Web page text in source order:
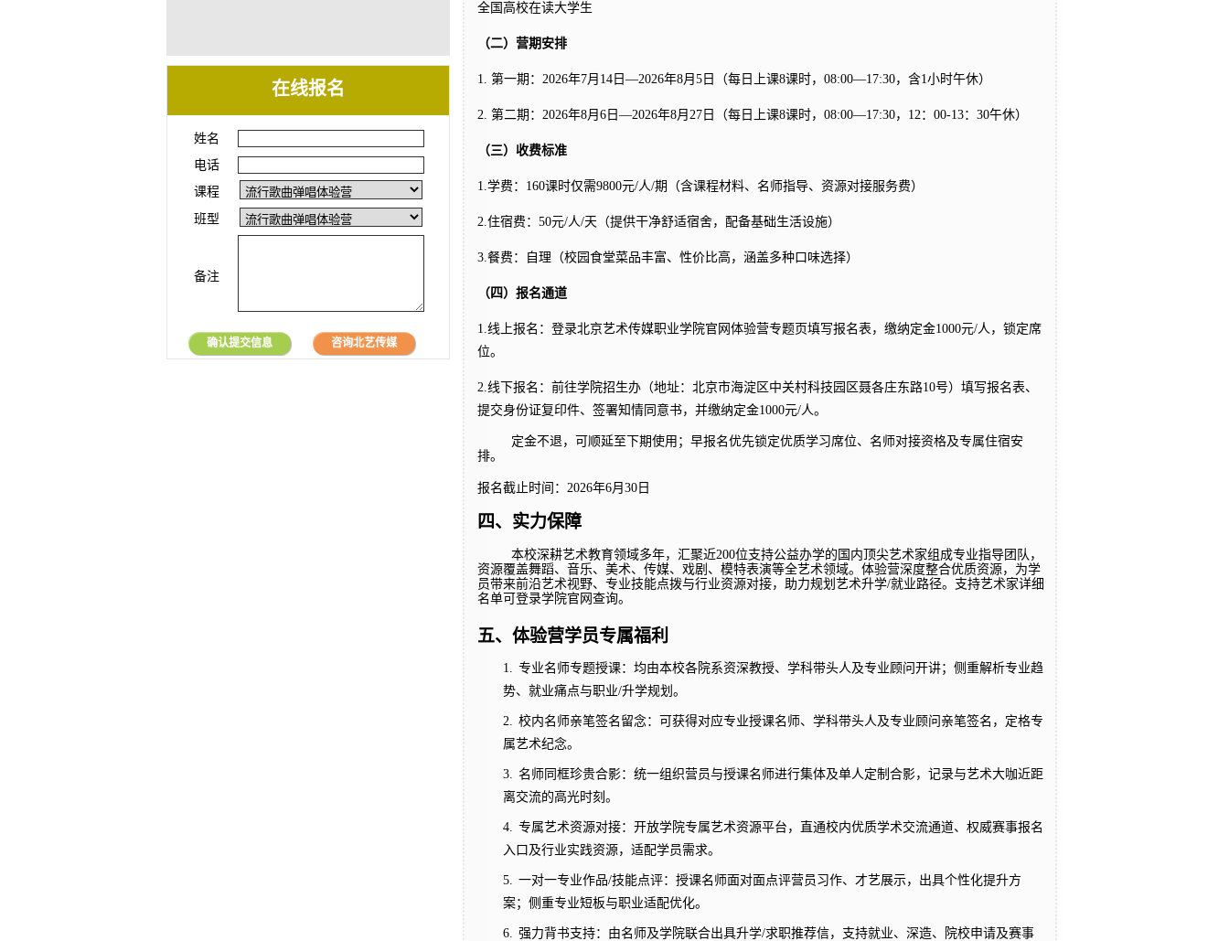
全国高校在读大学生
（二）营期安排
1. 第一期：2026年7月14日—2026年8月5日（每日上课8课时，08:00—17:30，含1小时午休）
2. 第二期：2026年8月6日—2026年8月27日（每日上课8课时，08:00—17:30，12：00-13：30午休）
（三）收费标准
1.学费：160课时仅需9800元/人/期（含课程材料、名师指导、资源对接服务费）
2.住宿费：50元/人/天（提供干净舒适宿舍，配备基础生活设施）
3.餐费：自理（校园食堂菜品丰富、性价比高，涵盖多种口味选择）
（四）报名通道
1.线上报名：登录北京艺术传媒职业学院官网体验营专题页填写报名表，缴纳定金1000元/人，锁定席
位。
2.线下报名：前往学院招生办（地址：北京市海淀区中关村科技园区聂各庄东路10号）填写报名表、
提交身份证复印件、签署知情同意书，并缴纳定金1000元/人。
定金不退，可顺延至下期使用；早报名优先锁定优质学习席位、名师对接资格及专属住宿安
排。
报名截止时间：2026年6月30日
四、实力保障
本校深耕艺术教育领域多年，汇聚近200位支持公益办学的国内顶尖艺术家组成专业指导团队，
资源覆盖舞蹈、音乐、美术、传媒、戏剧、模特表演等全艺术领域。体验营深度整合优质资源，为学
员带来前沿艺术视野、专业技能点拨与行业资源对接，助力规划艺术升学/就业路径。支持艺术家详细
名单可登录学院官网查询。
五、体验营学员专属福利
1. 专业名师专题授课：均由本校各院系资深教授、学科带头人及专业顾问开讲；侧重解析专业趋
势、就业痛点与职业/升学规划。
2. 校内名师亲笔签名留念：可获得对应专业授课名师、学科带头人及专业顾问亲笔签名，定格专
属艺术纪念。
3. 名师同框珍贵合影：统一组织营员与授课名师进行集体及单人定制合影，记录与艺术大咖近距
离交流的高光时刻。
4. 专属艺术资源对接：开放学院专属艺术资源平台，直通校内优质学术交流通道、权威赛事报名
入口及行业实践资源，适配学员需求。
5. 一对一专业作品/技能点评：授课名师面对面点评营员习作、才艺展示，出具个性化提升方
案；侧重专业短板与职业适配优化。
6. 强力背书支持：由名师及学院联合出具升学/求职推荐信，支持就业、深造、院校申请及赛事
在线报名
姓名
电话
课程
班型
备注
确认提交信息 咨询北艺传媒